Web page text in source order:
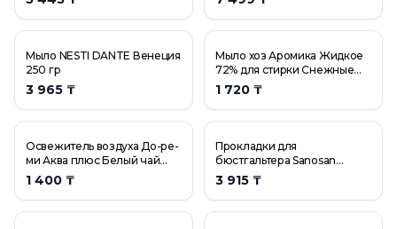
Мыло NESTI DANTE Венеция
250 гр
3 965 ₸
Мыло хоз Аромика Жидкое
72% для стирки Снежные
вершины 1100мл
1 720 ₸
Освежитель воздуха До-ре-
ми Аква плюс Белый чай
300 мл
1 400 ₸
Прокладки для
бюстгальтера Sanosan
mama для кормящих
матерей 30 штук
3 915 ₸
"Azelit"
"Azelit" гель
"Gloss gel"
"Gloss"
"Gloss"
"Loli MINI" Салфетки в коробке
"Restorex" шампунь против перхоти с